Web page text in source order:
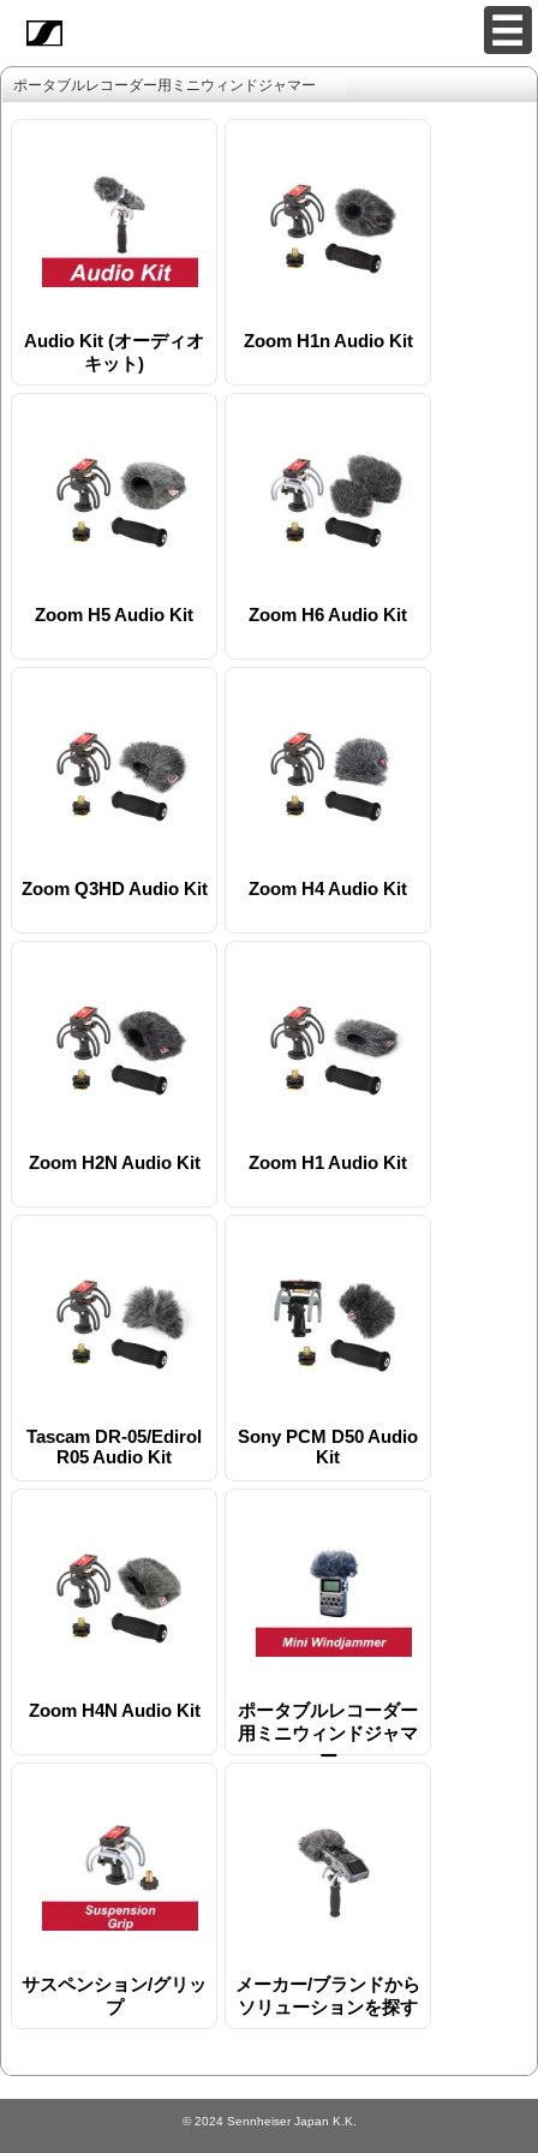
ポータブルレコーダー用ミニウィンドジャマー
Audio Kit (オーディオ
キット)
Zoom H1n Audio Kit
Zoom H5 Audio Kit Zoom H6 Audio Kit
Zoom Q3HD Audio Kit Zoom H4 Audio Kit
Zoom H2N Audio Kit Zoom H1 Audio Kit
Tascam DR-05/Edirol
R05 Audio Kit
Sony PCM D50 Audio
Kit
Zoom H4N Audio Kit
ポータブルレコーダー
用ミニウィンドジャマ
ー
サスペンション/グリッ
プ
メーカー/ブランドから
ソリューションを探す
© 2024 Sennheiser Japan K.K.